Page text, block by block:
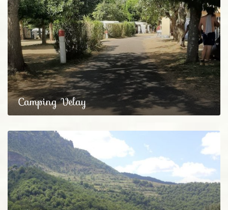
Camping Velay